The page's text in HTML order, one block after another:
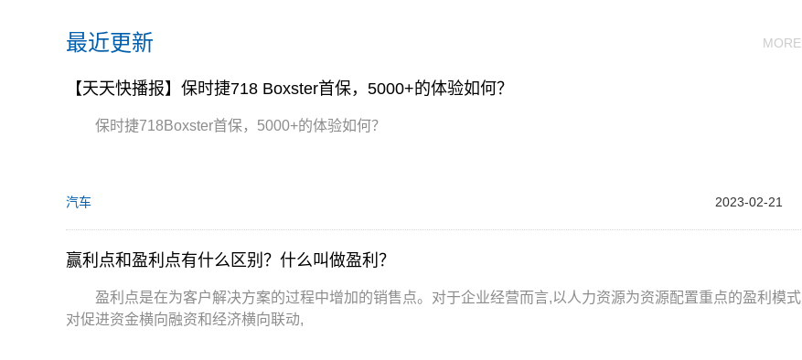
最近更新 MORE
【天天快播报】保时捷718 Boxster首保，5000+的体验如何？
保时捷718Boxster首保，5000+的体验如何？
汽车 2023-02-21
赢利点和盈利点有什么区别？什么叫做盈利？
盈利点是在为客户解决方案的过程中增加的销售点。对于企业经营而言,以人力资源为资源配置重点的盈利模式
对促进资金横向融资和经济横向联动,